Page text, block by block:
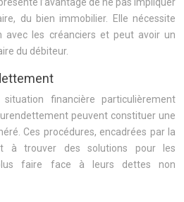
du bien immobilier. Elle nécessite
avec les créanciers et peut avoir un
du débiteur.
financière particulièrement
peuvent constituer une
Ces procédures, encadrées par la
à trouver des solutions pour les
faire face à leurs dettes non